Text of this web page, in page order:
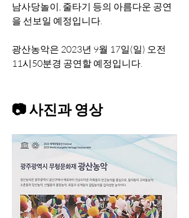
남사당놀이, 줄타기 등의 아름다운 공연
을 선보일 예정입니다.
광산농악은 2023년 9월 17일(일) 오전
11시50분경 공연할 예정입니다.
📷 사진과 영상